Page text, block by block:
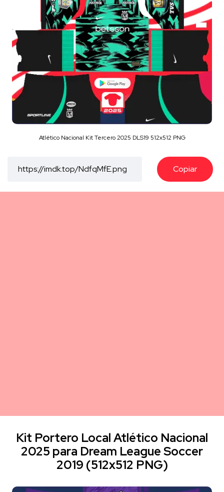
Atlético Nacional Kit Tercero 2025 DLS19 512x512 PNG
Copiar
Kit Portero Local Atlético Nacional
2025 para Dream League Soccer
2019 (512x512 PNG)